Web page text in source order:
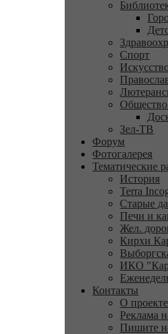
Спорт
Общество
Зел-ТВ
Форум
Фотогалерея
Тематические
История
Terra
Старые
Печи и
Жел.
Кирхи
ИКО
Контакты
О проекте
Реклама
Пишите